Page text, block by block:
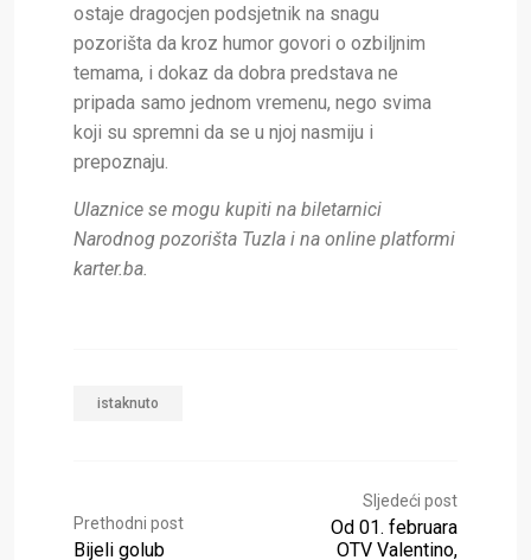
ostaje dragocjen podsjetnik na snagu
pozorišta da kroz humor govori o ozbiljnim
temama, i dokaz da dobra predstava ne
pripada samo jednom vremenu, nego svima
koji su spremni da se u njoj nasmiju i
prepoznaju.
Ulaznice se mogu kupiti na biletarnici
Narodnog pozorišta Tuzla i na online platformi
karter.ba.
istaknuto
Prethodni post
Bijeli golub
Sljedeći post
Od 01. februara
OTV Valentino,